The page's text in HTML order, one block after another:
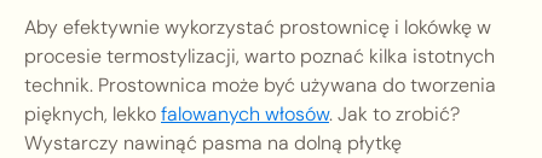
Aby efektywnie wykorzystać prostownicę i lokówkę w
procesie termostylizacji, warto poznać kilka istotnych
technik. Prostownica może być używana do tworzenia
pięknych, lekkofalowanych włosów. Jak to zrobić?
Wystarczy nawinąć pasma na dolną płytkę